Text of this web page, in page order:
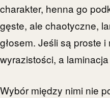
charakter, henna go
gęste, ale chaotyczne,
głosem. Jeśli są proste
wyrazistości, a
Wybór między nimi nie